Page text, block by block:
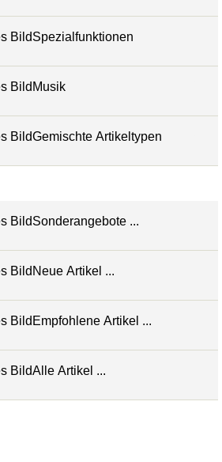
Spezialfunktionen
Musik
Gemischte Artikeltypen
Sonderangebote ...
Neue Artikel ...
Empfohlene Artikel ...
Alle Artikel ...